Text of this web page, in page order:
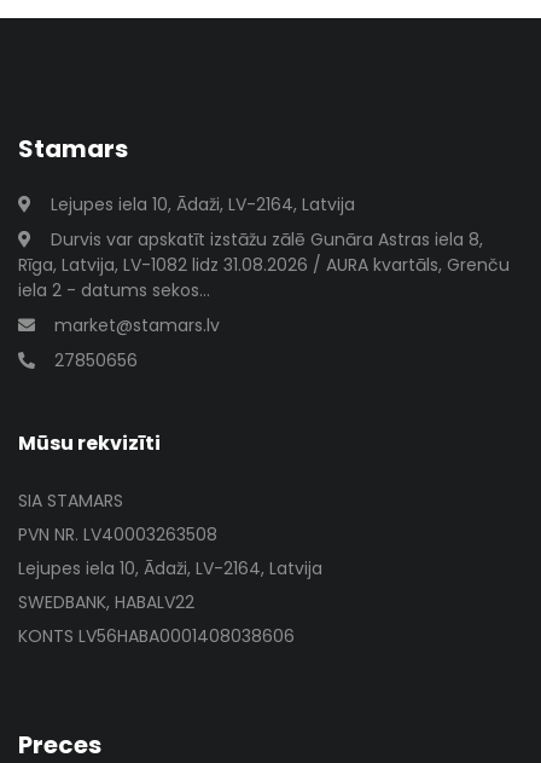
Stamars
Lejupes iela 10, Ādaži, LV-2164, Latvija
Durvis var apskatīt izstāžu zālē Gunāra Astras iela 8,
Rīga, Latvija, LV-1082 lidz 31.08.2026 / AURA kvartāls, Grenču
iela 2 - datums sekos...
market@stamars.lv
27850656
Mūsu rekvizīti
SIA STAMARS
PVN NR. LV40003263508
Lejupes iela 10, Ādaži, LV-2164, Latvija
SWEDBANK, HABALV22
KONTS LV56HABA0001408038606
Preces